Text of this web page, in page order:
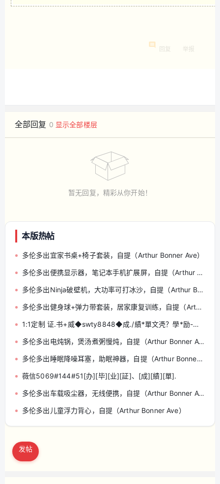
回复 举报
全部回复 0 显示全部楼层
暂无回复，精彩从你开始！
本版热帖
多伦多出宜家书桌+椅子套装，自提（Arthur Bonner Ave）
多伦多出便携显示器，笔记本手机扩展屏，自提（Arthur Bonner Ave）
多伦多出Ninja破壁机，大功率可打冰沙，自提（Arthur Bonner Ave）
多伦多出健身球+弹力带套装，居家康复训练，自提（Arthur Bonner Ave）
1:1定制 证.书+威◆swty8848◆成./績*單文凴？學*励-认.正
多伦多出电炖锅，煲汤煮粥慢炖，自提（Arthur Bonner Ave）
多伦多出睡眠降噪耳塞，助眠神器，自提（Arthur Bonner Ave）
薇信5069#144#51[办][毕][业][証]、[成][績][單].
多伦多出车载吸尘器，无线便携，自提（Arthur Bonner Ave）
多伦多出儿童浮力背心，自提（Arthur Bonner Ave）
发帖